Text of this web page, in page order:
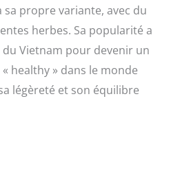
sa propre variante, avec du
herbes. Sa popularité a
Vietnam pour devenir un
healthy » dans le monde
légèreté et son équilibre